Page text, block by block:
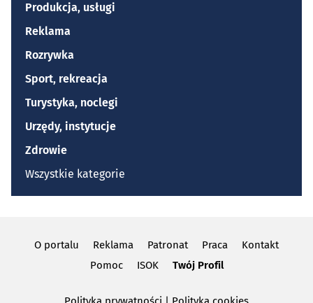
Produkcja, usługi
Reklama
Rozrywka
Sport, rekreacja
Turystyka, noclegi
Urzędy, instytucje
Zdrowie
Wszystkie kategorie
O portalu Reklama Patronat Praca
Kontakt
Pomoc
ISOK Twój Profil